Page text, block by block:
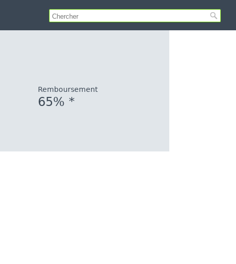
Remboursement
65% *